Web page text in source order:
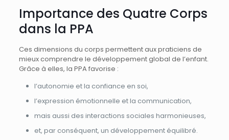
Importance des Quatre Corps
dans la PPA
Ces dimensions du corps permettent aux praticiens de
mieux comprendre le développement global de l’enfant.
Grâce à elles, la PPA favorise :
l’autonomie et la confiance en soi,
l’expression émotionnelle et la communication,
mais aussi des interactions sociales harmonieuses,
et, par conséquent, un développement équilibré.